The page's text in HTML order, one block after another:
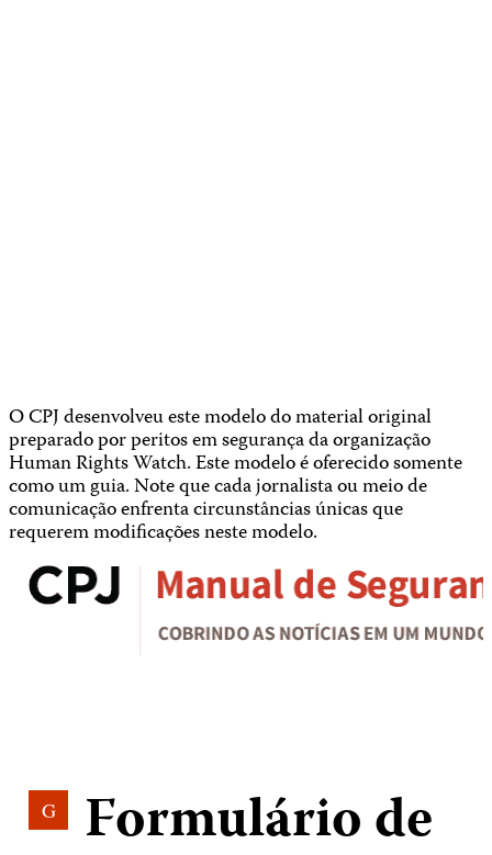
O CPJ desenvolveu este modelo do material original
preparado por peritos em segurança da organização
Human Rights Watch. Este modelo é oferecido somente
como um guia. Note que cada jornalista ou meio de
comunicação enfrenta circunstâncias únicas que
requerem modificações neste modelo.
G Formulário de